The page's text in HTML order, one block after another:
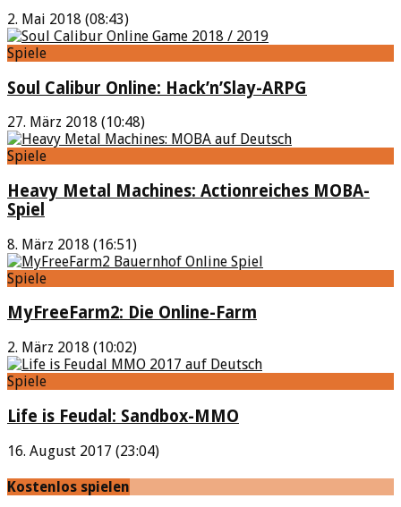
2. Mai 2018 (08:43)
Spiele
Soul Calibur Online: Hack’n’Slay-ARPG
27. März 2018 (10:48)
Spiele
Heavy Metal Machines: Actionreiches MOBA-
Spiel
8. März 2018 (16:51)
Spiele
MyFreeFarm2: Die Online-Farm
2. März 2018 (10:02)
Spiele
Life is Feudal: Sandbox-MMO
16. August 2017 (23:04)
Kostenlos spielen